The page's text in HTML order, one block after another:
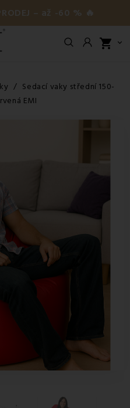
– až -60 % 🔥
shopping_cart 
Sedací vaky střední 150-
EMI